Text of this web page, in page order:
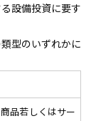
設備投資に要す
型のいずれかに
品若しくはサー